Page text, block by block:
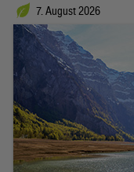
7. August 2026